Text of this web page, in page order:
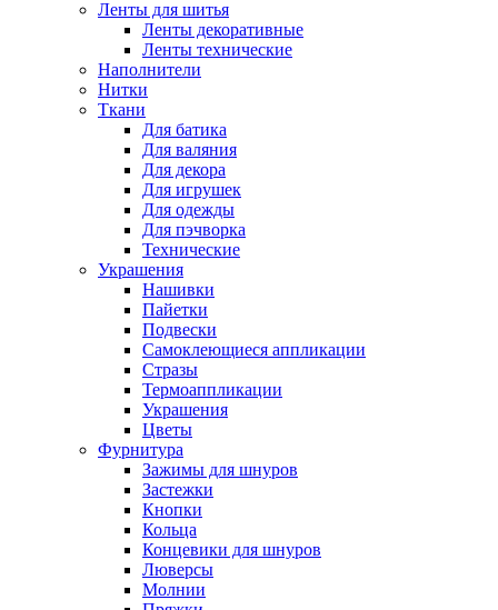
Ленты для шитья
Ленты декоративные
Ленты технические
Наполнители
Нитки
Ткани
Для батика
Для валяния
Для декора
Для игрушек
Для одежды
Для пэчворка
Технические
Украшения
Нашивки
Пайетки
Подвески
Самоклеющиеся аппликации
Стразы
Термоаппликации
Украшения
Цветы
Фурнитура
Зажимы для шнуров
Застежки
Кнопки
Кольца
Концевики для шнуров
Люверсы
Молнии